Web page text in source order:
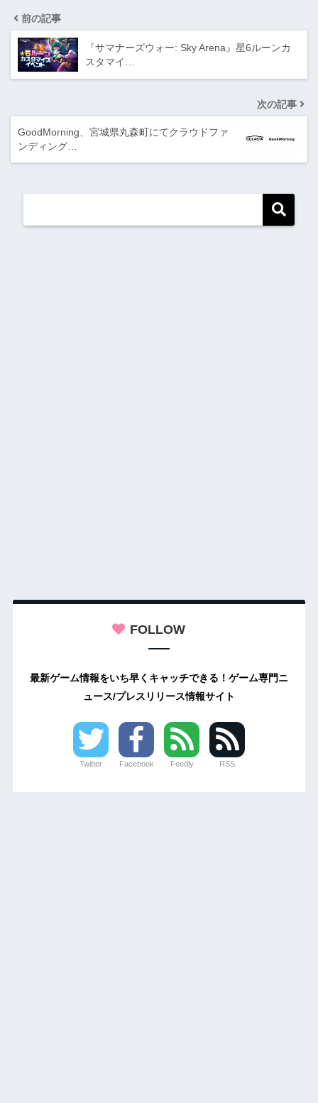
前の記事
『サマナーズウォー: Sky Arena』星6ルーンカ
スタマイ…
次の記事
GoodMorning、宮城県丸森町にてクラウドファ
ンディング…
FOLLOW
最新ゲーム情報をいち早くキャッチできる！ゲーム専門ニ
ュース/プレスリリース情報サイト
Twitter Facebook Feedly RSS